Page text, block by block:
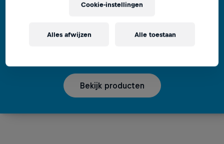
Drinks
GEEN SUIKER, WEL VLEUGELS
Bekijk producten
Cookie-instellingen
Alles afwijzen Alle toestaan